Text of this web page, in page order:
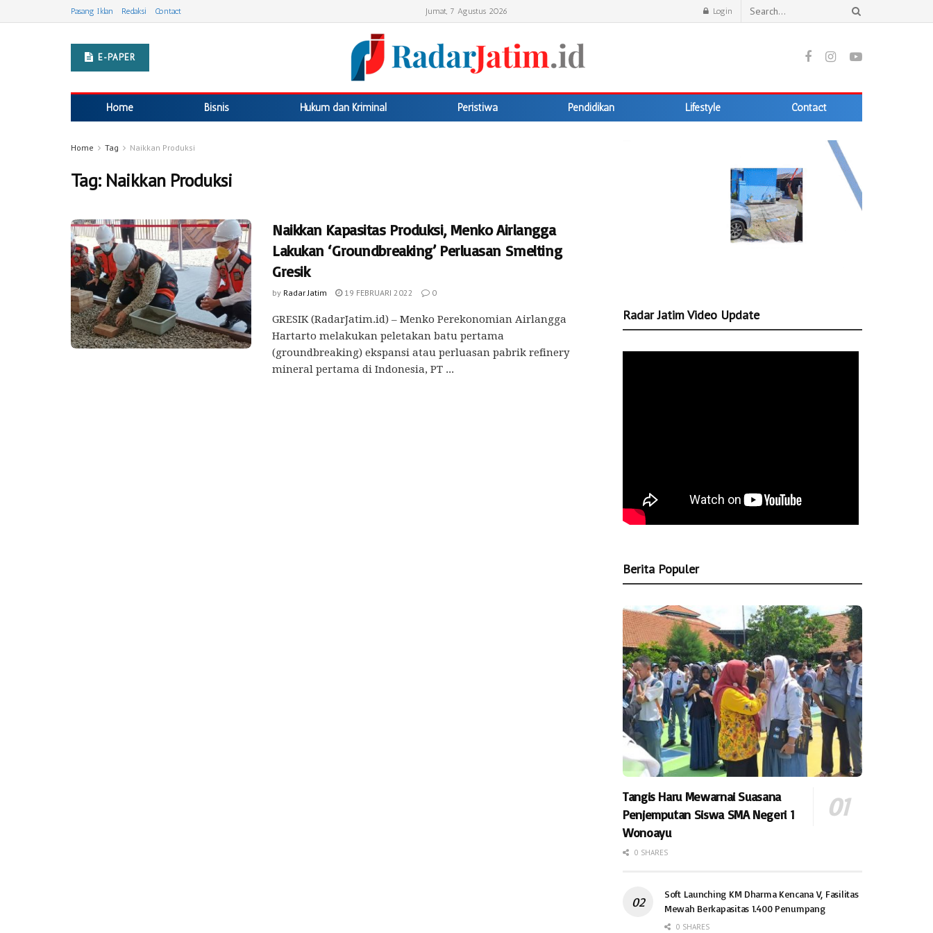
Pasang Iklan Redaksi Contact Jumat, 7 Agustus 2026 Login
E-PAPER
Home Bisnis Hukum dan Kriminal Peristiwa Pendidikan Lifestyle Contact
Home Tag Naikkan Produksi
Tag: Naikkan Produksi
Naikkan Kapasitas Produksi, Menko Airlangga
Lakukan ‘Groundbreaking’ Perluasan Smelting
Gresik
by Radar Jatim 19 FEBRUARI 2022 0
GRESIK (RadarJatim.id) – Menko Perekonomian Airlangga
Hartarto melakukan peletakan batu pertama
(groundbreaking) ekspansi atau perluasan pabrik refinery
mineral pertama di Indonesia, PT ...
Radar Jatim Video Update
Berita Populer
Tangis Haru Mewarnai Suasana
Penjemputan Siswa SMA Negeri 1
Wonoayu
0 SHARES
Soft Launching KM Dharma Kencana V, Fasilitas
Mewah Berkapasitas 1.400 Penumpang
0 SHARES